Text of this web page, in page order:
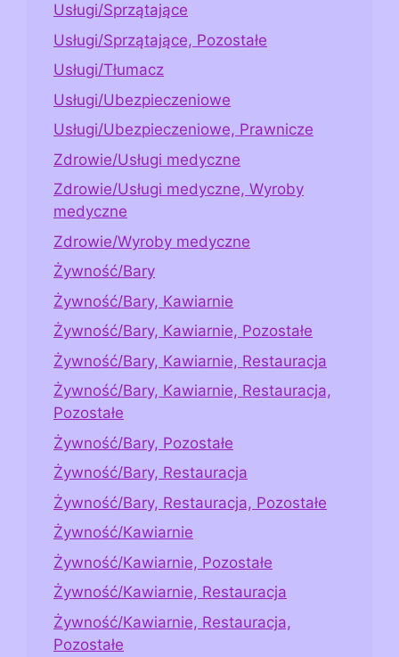
Usługi/Sprzątające
Usługi/Sprzątające, Pozostałe
Usługi/Tłumacz
Usługi/Ubezpieczeniowe
Usługi/Ubezpieczeniowe, Prawnicze
Zdrowie/Usługi medyczne
Zdrowie/Usługi medyczne, Wyroby
medyczne
Zdrowie/Wyroby medyczne
Żywność/Bary
Żywność/Bary, Kawiarnie
Żywność/Bary, Kawiarnie, Pozostałe
Żywność/Bary, Kawiarnie, Restauracja
Żywność/Bary, Kawiarnie, Restauracja,
Pozostałe
Żywność/Bary, Pozostałe
Żywność/Bary, Restauracja
Żywność/Bary, Restauracja, Pozostałe
Żywność/Kawiarnie
Żywność/Kawiarnie, Pozostałe
Żywność/Kawiarnie, Restauracja
Żywność/Kawiarnie, Restauracja,
Pozostałe